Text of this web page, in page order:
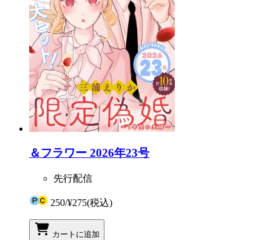
＆フラワー 2026年23号
先行配信
250/¥275(税込)
カートに追加